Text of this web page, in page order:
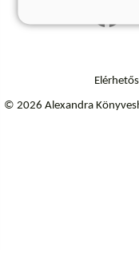
© 2026 Alexandra